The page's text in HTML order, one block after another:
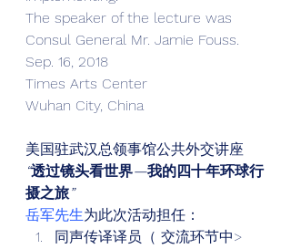
The speaker of the lecture was
Consul General Mr. Jamie Fouss.
Sep. 16, 2018
Times Arts Center
Wuhan City, China
美国驻武汉总领事馆公共外交讲座
“透过镜头看世界—我的四十年环球行
摄之旅”
岳军先生为此次活动担任：
同声传译译员（ 交流环节中>